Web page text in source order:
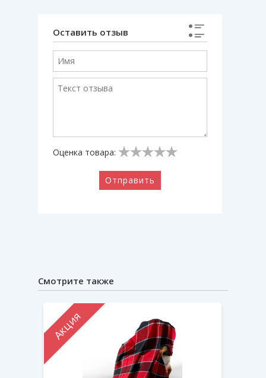
Оставить отзыв
Оценка товара:
Отправить
Смотрите также
Акция